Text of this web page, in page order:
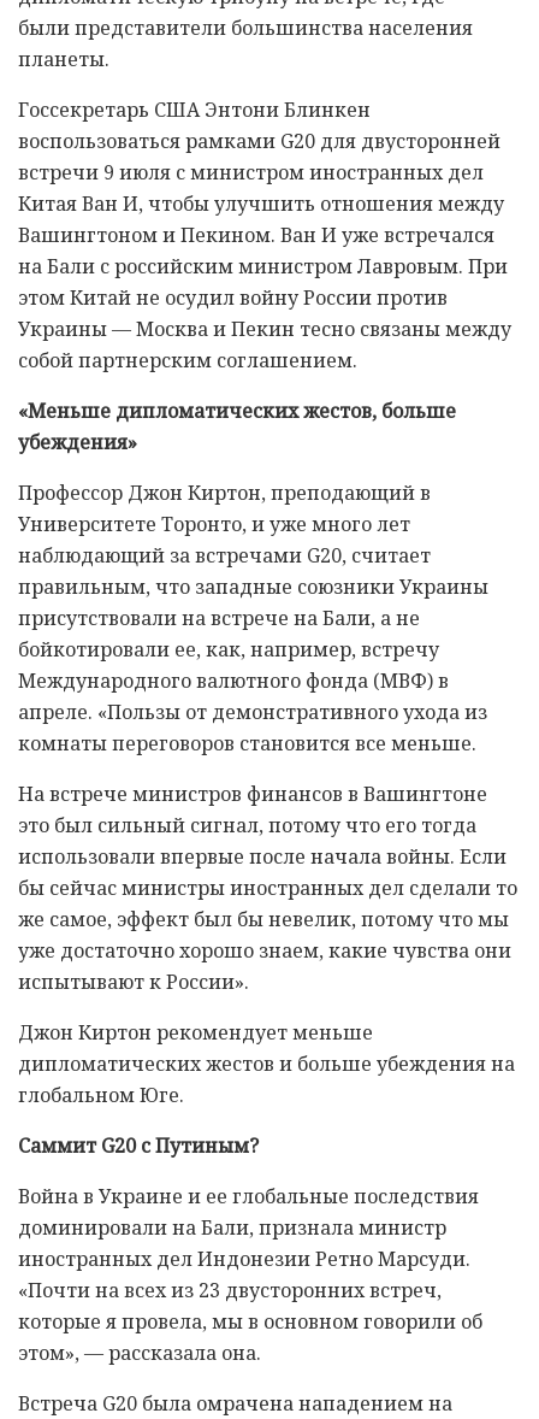
были представители большинства населения
планеты.
Госсекретарь США Энтони Блинкен
воспользоваться рамками G20 для двусторонней
встречи 9 июля с министром иностранных дел
Китая Ван И, чтобы улучшить отношения между
Вашингтоном и Пекином. Ван И уже встречался
на Бали с российским министром Лавровым. При
этом Китай не осудил войну России против
Украины — Москва и Пекин тесно связаны между
собой партнерским соглашением.
«Меньше дипломатических жестов, больше
убеждения»
Профессор Джон Киртон, преподающий в
Университете Торонто, и уже много лет
наблюдающий за встречами G20, считает
правильным, что западные союзники Украины
присутствовали на встрече на Бали, а не
бойкотировали ее, как, например, встречу
Международного валютного фонда (МВФ) в
апреле. «Пользы от демонстративного ухода из
комнаты переговоров становится все меньше.
На встрече министров финансов в Вашингтоне
это был сильный сигнал, потому что его тогда
использовали впервые после начала войны. Если
бы сейчас министры иностранных дел сделали то
же самое, эффект был бы невелик, потому что мы
уже достаточно хорошо знаем, какие чувства они
испытывают к России».
Джон Киртон рекомендует меньше
дипломатических жестов и больше убеждения на
глобальном Юге.
Саммит G20 с Путиным?
Война в Украине и ее глобальные последствия
доминировали на Бали, признала министр
иностранных дел Индонезии Ретно Марсуди.
«Почти на всех из 23 двусторонних встреч,
которые я провела, мы в основном говорили об
этом», — рассказала она.
Встреча G20 была омрачена нападением на